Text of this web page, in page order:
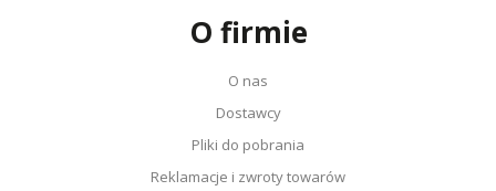
O firmie
O nas
Dostawcy
Pliki do pobrania
Reklamacje i zwroty towarów